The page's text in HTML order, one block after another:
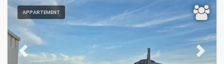
APPARTEMENT
Previous Next